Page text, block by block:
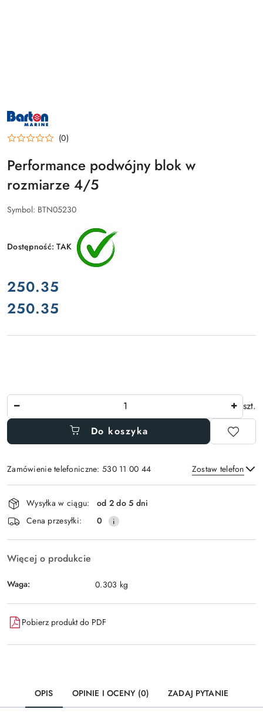
NAZWA
PRODUCENTA:
MARINE (0)
Performance podwójny blok w
rozmiarze 4/5
Symbol: BTN05230
Dostępność:TAK
cena:
250.35
Cena:
250.35
Ilość
szt.
Do koszyka
Zamówienie telefoniczne: 530 11 00 44 Zostaw telefon
Wyślij
Dostępność
i
dostawa
Wysyłka w ciągu:
od 2 do 5 dni
Cena przesyłki:
0
Więcej o produkcie
Waga: 0.303 kg
Pobierz produkt do PDF
OPIS OPINIE I OCENY (0) ZADAJ PYTANIE